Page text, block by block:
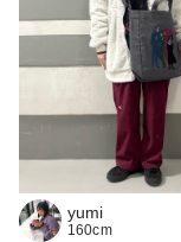
yumi
160cm